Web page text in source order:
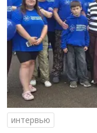
интервью